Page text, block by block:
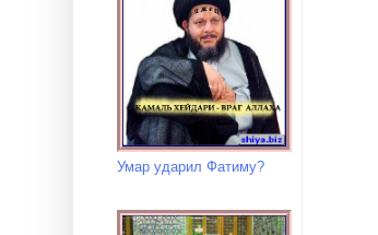
Умар ударил Фатиму?